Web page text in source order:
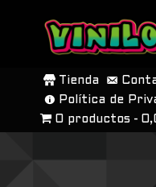
SALTAR
CONTENIDO
Tienda
Política de
0 productos